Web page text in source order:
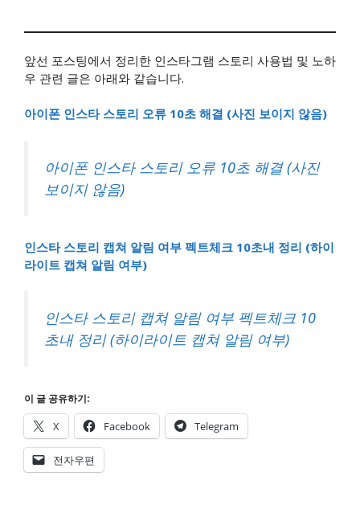
앞선 포스팅에서 정리한 인스타그램 스토리 사용법 및 노하
우 관련 글은 아래와 같습니다.
아이폰 인스타 스토리 오류 10초 해결 (사진 보이지 않음)
아이폰 인스타 스토리 오류 10초 해결 (사진
보이지 않음)
인스타 스토리 캡쳐 알림 여부 펙트체크 10초내 정리 (하이
라이트 캡쳐 알림 여부)
인스타 스토리 캡쳐 알림 여부 펙트체크 10
초내 정리 (하이라이트 캡쳐 알림 여부)
이 글 공유하기:
X Facebook Telegram
전자우편